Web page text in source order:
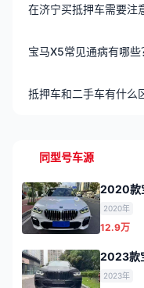
在济宁买抵押车需要注
宝马X5常见通病有哪些
抵押车和二手车有什么
同型号车源
2020款
2020年
12.9万
2023款
2023年